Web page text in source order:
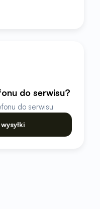
do serwisu?
do serwisu